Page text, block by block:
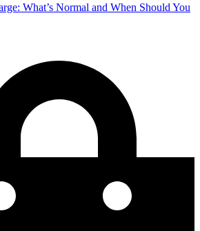
What’s Normal and When Should You